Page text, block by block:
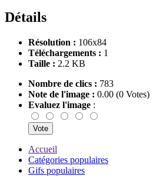
Détails
Résolution : 106x84
Téléchargements : 1
Taille : 2.2 KB
Nombre de clics : 783
Note de l'image : 0.00 (0 Votes)
Evaluez l'image :
Accueil
Catégories populaires
Gifs populaires